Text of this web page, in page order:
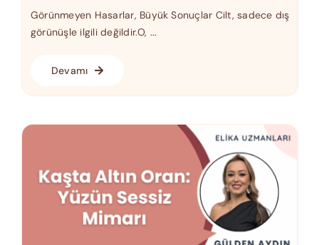
Görünmeyen Hasarlar, Büyük Sonuçlar Cilt, sadece dış
görünüşle ilgili değildir.O, ...
Devamı